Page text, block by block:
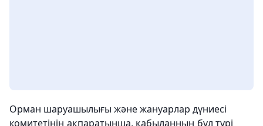
Орман шаруашылығы және жануарлар дүниесі
комитетінің ақпаратынша, қабыланның бұл түрі